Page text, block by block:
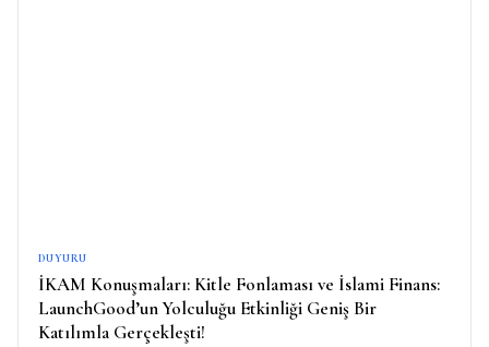
DUYURU
İKAM Konuşmaları: Kitle Fonlaması ve İslami Finans:
LaunchGood’un Yolculuğu Etkinliği Geniş Bir
Katılımla Gerçekleşti!